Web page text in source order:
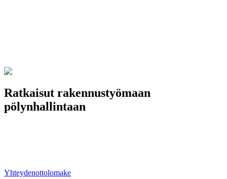
Ratkaisut rakennustyömaan
pölynhallintaan
Yhteydenottolomake